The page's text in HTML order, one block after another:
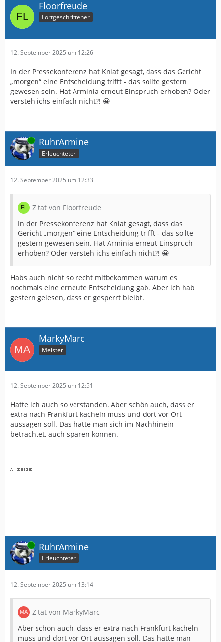
Floorfreude
Fortgeschrittener
12. September 2025 um 12:26
In der Pressekonferenz hat Kniat gesagt, dass das Gericht
„morgen“ eine Entscheidung trifft - das sollte gestern
gewesen sein. Hat Arminia erneut Einspruch erhoben? Oder
versteh ichs einfach nicht?! 😀
Online RuhrArmine
Erleuchteter
12. September 2025 um 12:33
Zitat von Floorfreude
In der Pressekonferenz hat Kniat gesagt, dass das
Gericht „morgen“ eine Entscheidung trifft - das sollte
gestern gewesen sein. Hat Arminia erneut Einspruch
erhoben? Oder versteh ichs einfach nicht?! 😀
Habs auch nicht so recht mitbekommen warum es
nochmals eine erneute Entscheidung gab. Aber ich hab
gestern gelesen, dass er gesperrt bleibt.
MarkyMarc
Meister
12. September 2025 um 12:51
Hatte ich auch so verstanden. Aber schön auch, dass er
extra nach Frankfurt kacheln muss und dort vor Ort
aussagen soll. Das hätte man sich im Nachhinein
betrachtet, auch sparen können.
Online RuhrArmine
Erleuchteter
12. September 2025 um 13:14
Zitat von MarkyMarc
Aber schön auch, dass er extra nach Frankfurt kacheln
muss und dort vor Ort aussagen soll. Das hätte man